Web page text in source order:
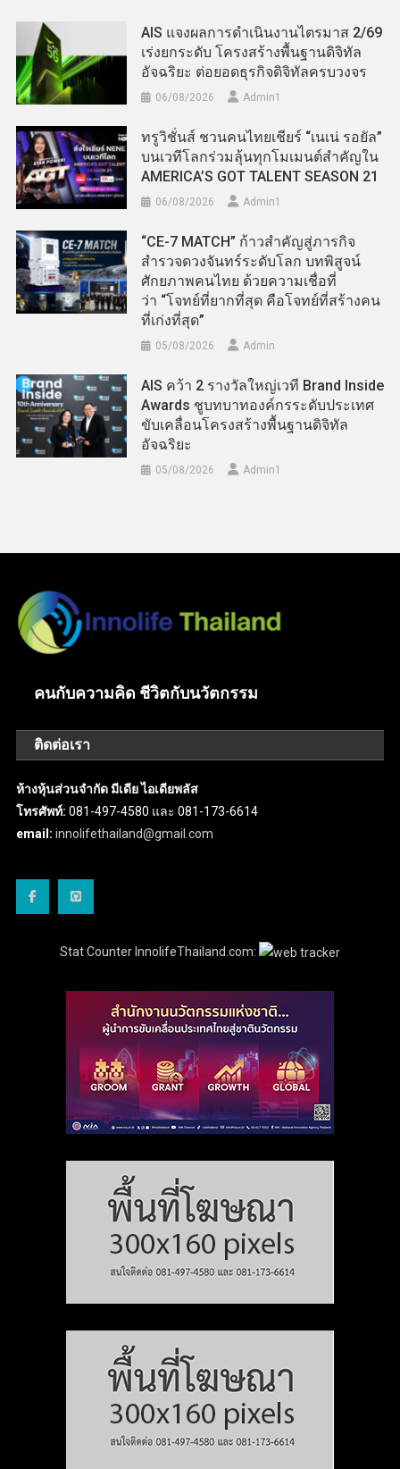
AIS แจงผลการดำเนินงานไตรมาส 2/69
เร่งยกระดับ โครงสร้างพื้นฐานดิจิทัล
อัจฉริยะ ต่อยอดธุรกิจดิจิทัลครบวงจร
06/08/2026 Admin​1
ทรูวิชั่นส์ ชวนคนไทยเชียร์ “เนเน่ รอยัล”
บนเวทีโลกร่วมลุ้นทุกโมเมนต์สำคัญใน
AMERICA’S GOT TALENT SEASON 21
06/08/2026 Admin​1
“CE-7 MATCH” ก้าวสำคัญสู่ภารกิจ
สำรวจดวงจันทร์ระดับโลก บทพิสูจน์
ศักยภาพคนไทย ด้วยความเชื่อที่
ว่า “โจทย์ที่ยากที่สุด คือโจทย์ที่สร้างคน
ที่เก่งที่สุด”
05/08/2026 Admin
AIS คว้า 2 รางวัลใหญ่เวที Brand Inside
Awards ชูบทบาทองค์กรระดับประเทศ
ขับเคลื่อนโครงสร้างพื้นฐานดิจิทัล
อัจฉริยะ
05/08/2026 Admin​1
คนกับความคิด ชีวิตกับนวัตกรรม
ติดต่อเรา
ห้างหุ้นส่วนจำกัด มีเดีย ไอเดียพลัส
โทรศัพท์: 081-497-4580 และ 081-173-6614
email: innolifethailand@gmail.com
Stat Counter InnolifeThailand.com: